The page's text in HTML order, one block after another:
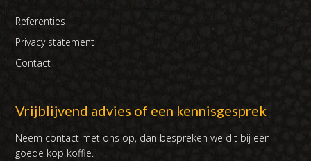
Referenties
Privacy statement
Contact
Vrijblijvend advies of een kennisgesprek
Neem contact met ons op, dan bespreken we dit bij een
goede kop koffie.